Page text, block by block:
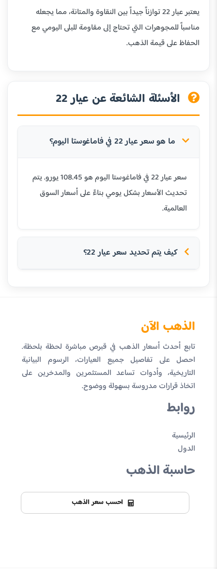
يعتبر عيار 22 توازناً جيداً بين النقاوة والمتانة، مما يجعله
مناسباً للمجوهرات التي تحتاج إلى مقاومة للبلى اليومي مع
الحفاظ على قيمة الذهب.
الأسئلة الشائعة عن عيار 22
ما هو سعر عيار 22 في فاماغوستا اليوم؟
سعر عيار 22 في فاماغوستا اليوم هو 108.45 يورو. يتم
تحديث الأسعار بشكل يومي بناءً على أسعار السوق
العالمية.
كيف يتم تحديد سعر عيار 22؟
الذهب الآن
تابع أحدث أسعار الذهب في قبرص مباشرة لحظة بلحظة.
احصل على تفاصيل جميع العيارات، الرسوم البيانية
التاريخية، وأدوات تساعد المستثمرين والمدخرين على
اتخاذ قرارات مدروسة بسهولة ووضوح.
روابط
الرئيسية
الدول
حاسبة الذهب
احسب سعر الذهب